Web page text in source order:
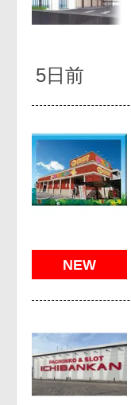
5日前
NEW